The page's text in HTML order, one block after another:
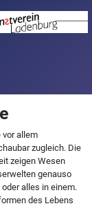
vor allem
zugleich. Die
zeigen Wesen
genauso
alles in einem.
des Lebens